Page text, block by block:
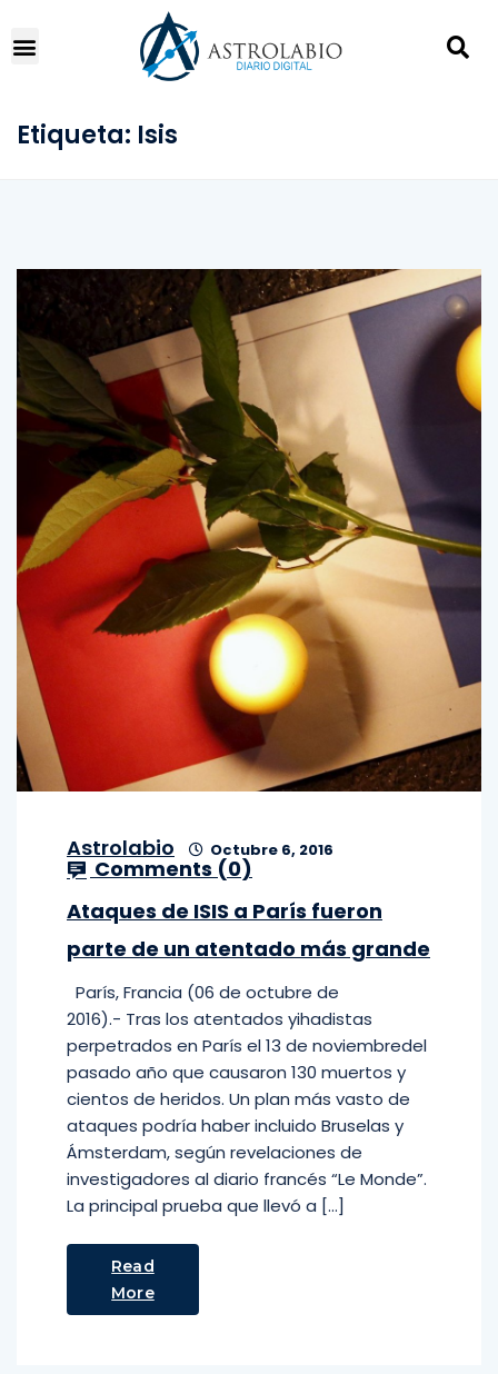
Etiqueta: Isis
Astrolabio Octubre 6, 2016
Comments (0)
Ataques de ISIS a París fueron
parte de un atentado más grande
París, Francia (06 de octubre de
2016).- Tras los atentados yihadistas
perpetrados en París el 13 de noviembredel
pasado año que causaron 130 muertos y
cientos de heridos. Un plan más vasto de
ataques podría haber incluido Bruselas y
Ámsterdam, según revelaciones de
investigadores al diario francés “Le Monde”.
La principal prueba que llevó a […]
Read
More